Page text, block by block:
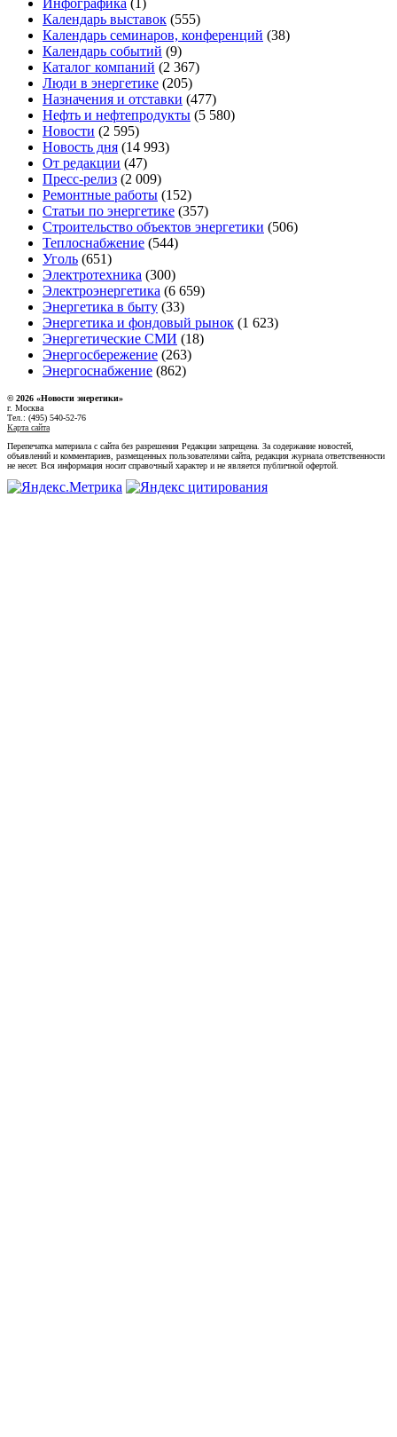
Календарь выставок (555)
Календарь семинаров, конференций (38)
Календарь событий (9)
Каталог компаний (2 367)
Люди в энергетике (205)
Назначения и отставки (477)
Нефть и нефтепродукты (5 580)
Новости (2 595)
Новость дня (14 993)
От редакции (47)
Пресс-релиз (2 009)
Ремонтные работы (152)
Статьи по энергетике (357)
Строительство объектов энергетики (506)
Теплоснабжение (544)
Уголь (651)
Электротехника (300)
Электроэнергетика (6 659)
Энергетика в быту (33)
Энергетика и фондовый рынок (1 623)
Энергетические СМИ (18)
Энергосбережение (263)
Энергоснабжение (862)
© 2026 «Новости энеретики»
г. Москва
Тел.: (495) 540-52-76
Карта сайта
Перепечатка материала с сайта без разрешения Редакции запрещена. За содержание новостей,
объявлений и комментариев, размещенных пользователями сайта, редакция журнала ответственности
не несет. Вся информация носит справочный характер и не является публичной офертой.